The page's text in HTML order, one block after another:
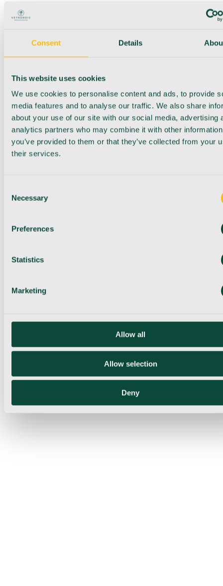
Consent Details
This website uses cookies
We use cookies to personalise content and ads, to provide
media features and to analyse our traffic. We also share
about your use of our site with our social media, advertising
analytics partners who may combine it with other
you’ve provided to them or that they’ve collected from your
their services.
Selection
Necessary
Preferences
Statistics
Marketing
Allow all
Allow selection
Deny